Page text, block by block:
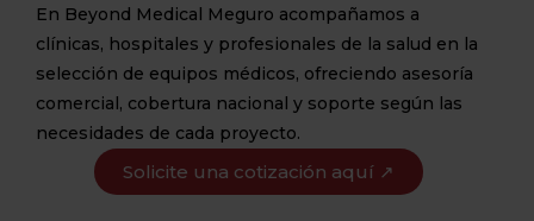
En Beyond Medical Meguro acompañamos a
clínicas, hospitales y profesionales de la salud en la
selección de equipos médicos, ofreciendo asesoría
comercial, cobertura nacional y soporte según las
necesidades de cada proyecto.
Solicite una cotización aquí ↗